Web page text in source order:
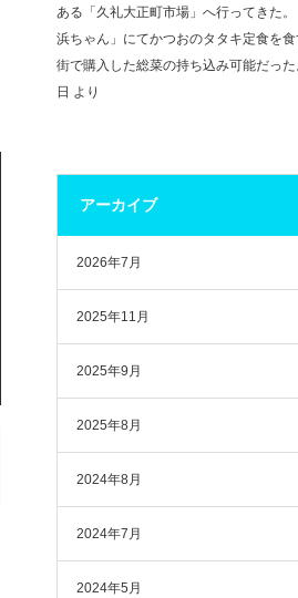
ある「久礼大正町市場」へ行ってきた
浜ちゃん」にてかつおのタタキ定食を
街で購入した総菜の持ち込み可能だっ
日 より
アーカイブ
2026年7月
2025年11月
2025年9月
2025年8月
2024年8月
2024年7月
2024年5月